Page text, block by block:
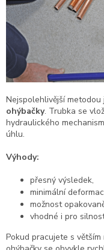
Nejspolehlivější metodou
ohýbačky. Trubka se
hydraulického
úhlu.
Výhody:
přesný výsledek,
minimální
možnost
vhodné i pro
Pokud pracujete s